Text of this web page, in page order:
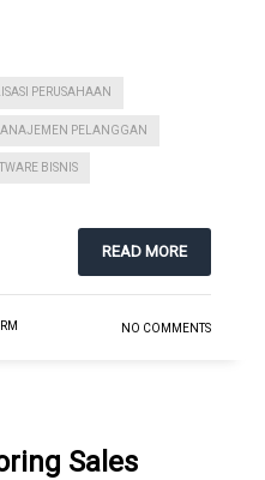
PERUSAHAAN
PELANGGAN
BISNIS
READ MORE
NO COMMENTS
Sales